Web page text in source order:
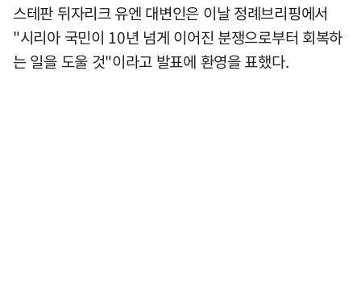
스테판 뒤자리크 유엔 대변인은 이날 정례브리핑에서
"시리아 국민이 10년 넘게 이어진 분쟁으로부터 회복하
는 일을 도울 것"이라고 발표에 환영을 표했다.